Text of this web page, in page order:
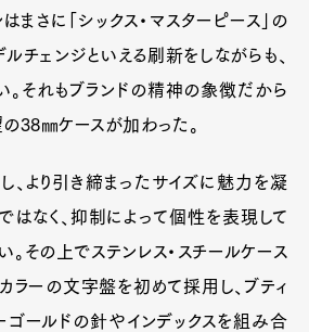
まさに「シックス・マスターピース」の
チェンジといえる刷新をしながらも、
。それもブランドの精神の象徴だから
38㎜ケースが加わった。
、より引き締まったサイズに魅力を凝
はなく、抑制によって個性を表現して
。その上でステンレス・スチールケース
ラーの文字盤を初めて採用し、ブティ
ゴールドの針やインデックスを組み合